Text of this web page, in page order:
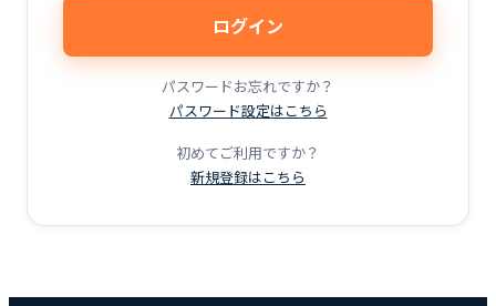
ログイン
パスワードお忘れですか？
パスワード設定はこちら
初めてご利用ですか？
新規登録はこちら